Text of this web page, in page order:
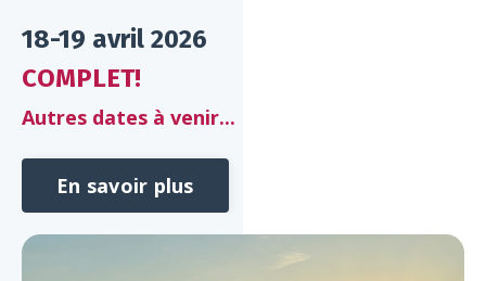
18-19 avril 2026
COMPLET!
Autres dates à venir...
En savoir plus